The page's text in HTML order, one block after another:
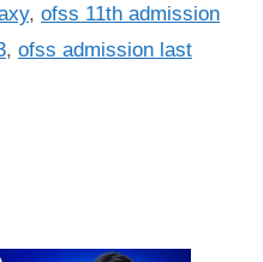
, ofss 11th admission
, ofss admission last